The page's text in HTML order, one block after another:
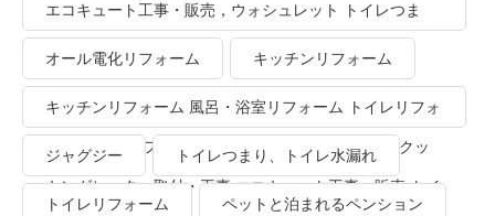
エコキュート工事・販売，ウォシュレット トイレつま
り、トイレ水漏れ
オール電化リフォーム キッチンリフォーム
キッチンリフォーム 風呂・浴室リフォーム トイレリフォ
ーム 洗面所リフォーム オール電化リフォーム ＩＨクッ
キングヒーター取付・工事 エコキュート工事・販売 トイ
ジャグジー トイレつまり、トイレ水漏れ
トイレリフォーム ペットと泊まれるペンション